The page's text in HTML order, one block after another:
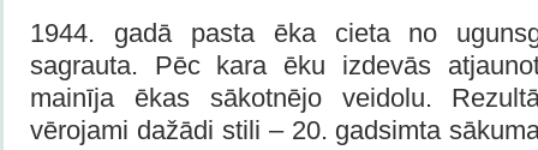
1944. gadā pasta ēka cieta no
sagrauta. Pēc kara ēku izdevās
mainīja ēkas sākotnējo veidolu.
vērojami dažādi stili – 20. gadsimta